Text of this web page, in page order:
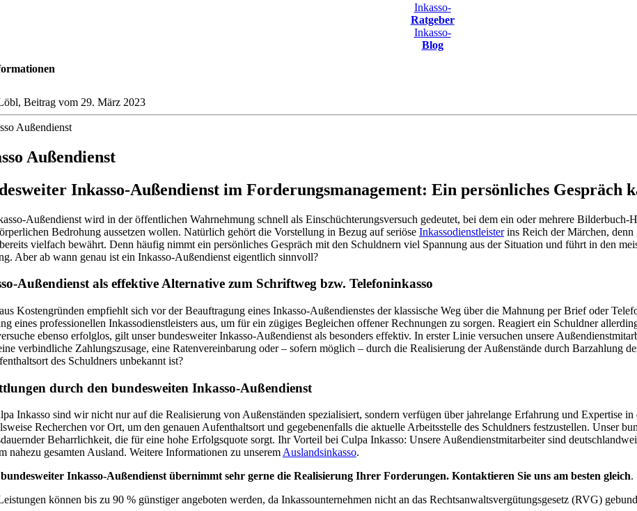
Inkasso-
Ratgeber
Inkasso-
Blog
Beitrag vom 29. März 2023
Außendienst
Inkasso-Außendienst im Forderungsmanagement: Ein persönliches Gespräch
Außendienst wird in der öffentlichen Wahrnehmung schnell als Einschüchterungsversuch gedeutet, bei dem ein oder mehrere
Bedrohung aussetzen wollen. Natürlich gehört die Vorstellung in Bezug auf seriöse Inkassodienstleisterins Reich der Märchen, denn
vielfach bewährt. Denn häufig nimmt ein persönliches Gespräch mit den Schuldnern viel Spannung aus der Situation und führt in den
Aber ab wann genau ist ein Inkasso-Außendienst eigentlich sinnvoll?
Außendienst als effektive Alternative zum Schriftweg bzw. Telefoninkasso
Kostengründen empfiehlt sich vor der Beauftragung eines Inkasso-Außendienstes der klassische Weg über die Mahnung per Brief oder
eines professionellen Inkassodienstleisters aus, um für ein zügiges Begleichen offener Rechnungen zu sorgen. Reagiert ein Schuldner
ebenso erfolglos, gilt unser bundesweiter Inkasso-Außendienst als besonders effektiv. In erster Linie versuchen unsere
verbindliche Zahlungszusage, eine Ratenvereinbarung oder – sofern möglich – durch die Realisierung der Außenstände durch Barzahlung
des Schuldners unbekannt ist?
durch den bundesweiten Inkasso-Außendienst
Inkasso sind wir nicht nur auf die Realisierung von Außenständen spezialisiert, sondern verfügen über jahrelange Erfahrung und Expertise in
Recherchen vor Ort, um den genauen Aufenthaltsort und gegebenenfalls die aktuelle Arbeitsstelle des Schuldners festzustellen. Unser
Beharrlichkeit, die für eine hohe Erfolgsquote sorgt. Ihr Vorteil bei Culpa Inkasso: Unsere Außendienstmitarbeiter sind
nahezu gesamten Ausland. Weitere Informationen zu unseremAuslandsinkasso.
Inkasso-Außendienst übernimmt sehr gerne die Realisierung Ihrer Forderungen. Kontaktieren Sie uns am besten gleich.
können bis zu 90 % günstiger angeboten werden, da Inkassounternehmen nicht an das Rechtsanwaltsvergütungsgesetz (RVG)